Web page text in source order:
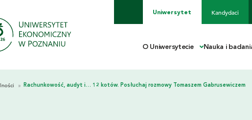
Uniwersytet Kandydaci
O Uniwersytecie Nauka i